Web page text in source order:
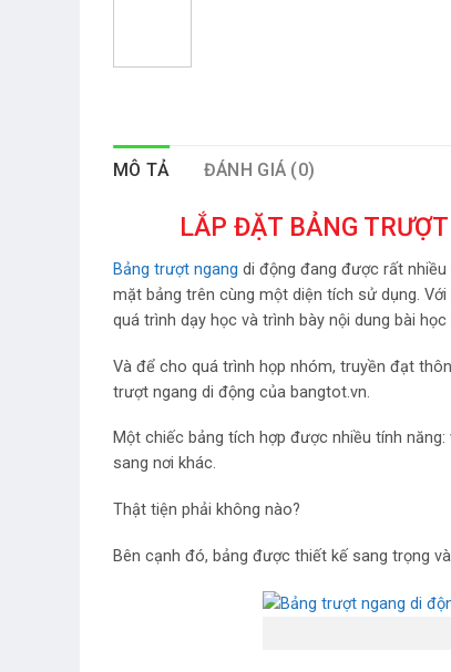
MÔ TẢ ĐÁNH GIÁ (0)
LẮP ĐẶT BẢNG
Bảng trượt ngang di động đang được rất
mặt bảng trên cùng một diện tích sử dụng.
quá trình dạy học và trình bày nội dung bài học
Và để cho quá trình họp nhóm, truyền đạt
trượt ngang di động của bangtot.vn.
Một chiếc bảng tích hợp được nhiều tính
sang nơi khác.
Thật tiện phải không nào?
Bên cạnh đó, bảng được thiết kế sang trọng